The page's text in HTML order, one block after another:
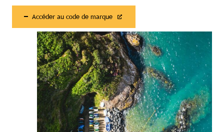
Accéder au code de marque
Contenu réservé aux abonné(e)s
premium
Souscrivez à l'abonnement et accédez à
tous nos contenus exclusifs
Souscrire à l'abonnement premium
Se connecter